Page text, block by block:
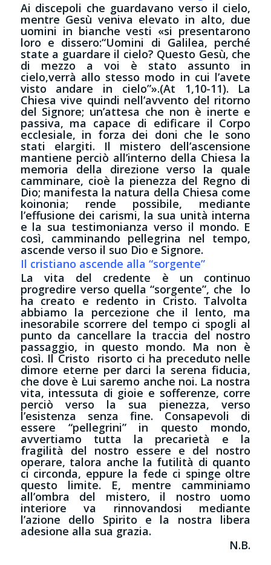
Ai discepoli che guardavano verso il cielo,
mentre Gesù veniva elevato in alto, due
uomini in bianche vesti «si presentarono
loro e dissero:“Uomini di Galilea, perché
state a guardare il cielo? Questo Gesù, che
di mezzo a voi è stato assunto in
cielo,verrà allo stesso modo in cui l’avete
visto andare in cielo”».(At 1,10-11). La
Chiesa vive quindi nell’avvento del ritorno
del Signore; un’attesa che non è inerte e
passiva, ma capace di edificare il Corpo
ecclesiale, in forza dei doni che le sono
stati elargiti. Il mistero dell’ascensione
mantiene perciò all’interno della Chiesa la
memoria della direzione verso la quale
camminare, cioè la pienezza del Regno di
Dio; manifesta la natura della Chiesa come
koinonia; rende possibile, mediante
l’effusione dei carismi, la sua unità interna
e la sua testimonianza verso il mondo. E
così, camminando pellegrina nel tempo,
ascende verso il suo Dio e Signore.
Il cristiano ascende alla “sorgente”
La vita del credente è un continuo
progredire verso quella “sorgente”, che lo
ha creato e redento in Cristo. Talvolta
abbiamo la percezione che il lento, ma
inesorabile scorrere del tempo ci spogli al
punto da cancellare la traccia del nostro
passaggio, in questo mondo. Ma non è
così. Il Cristo risorto ci ha preceduto nelle
dimore eterne per darci la serena fiducia,
che dove è Lui saremo anche noi. La nostra
vita, intessuta di gioie e sofferenze, corre
perciò verso la sua pienezza, verso
l’esistenza senza fine. Consapevoli di
essere “pellegrini” in questo mondo,
avvertiamo tutta la precarietà e la
fragilità del nostro essere e del nostro
operare, talora anche la futilità di quanto
ci circonda, eppure la fede ci spinge oltre
questo limite. E, mentre camminiamo
all’ombra del mistero, il nostro uomo
interiore va rinnovandosi mediante
l’azione dello Spirito e la nostra libera
adesione alla sua grazia.
N.B.